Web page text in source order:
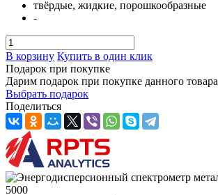
твёрдые, жидкие, порошкообразные
-
В корзину Купить в один клик
Подарок при покупке
Дарим подарок при покупке данного товара
Выбрать подарок
Поделиться